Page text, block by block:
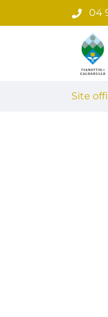
au
04
Site